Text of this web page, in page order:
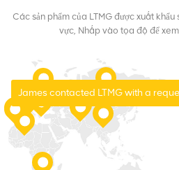
Các sản phẩm của LTMG được xuất
vực, Nhấp vào tọa độ để
James contacted LTMG with a